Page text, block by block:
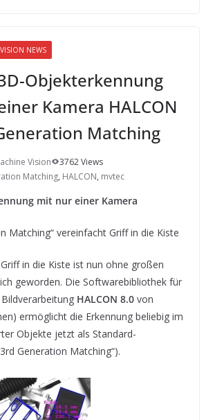
NEWS
Objekterkennung
Kamera HALCON
Matching
Vision
3762 Views
Matching, HALCON, mvtec
mit nur einer Kamera
Matching“ vereinfacht Griff in die Kiste
in die Kiste ist nun ohne großen
geworden. Die Softwarebibliothek für
HALCON 8.0von
ermöglicht die Erkennung beliebig im
Objekte jetzt als Standard-
Generation Matching“).